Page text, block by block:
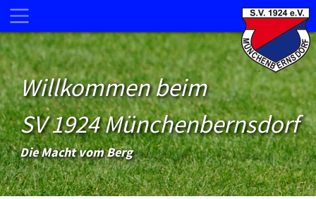
Willkommen beim
SV 1924 Münchenbernsdorf
Die Macht vom Berg